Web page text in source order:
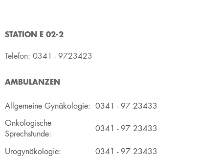
STATION E 02-2
Telefon: 0341 - 9723423
AMBULANZEN
​Allgemeine Gynäkologie: 0341 - ​97 23433
​Onkologische
Sprechstunde:
0341 - ​97 23433
​Urogynäkologie: 0341 - ​97 23433